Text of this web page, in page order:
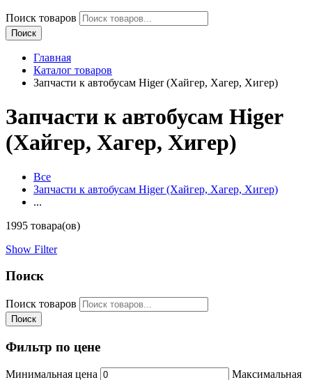
Поиск товаров
Поиск
Главная
Каталог товаров
Запчасти к автобусам Higer (Хайгер, Хагер, Хигер)
Запчасти к автобусам Higer
(Хайгер, Хагер, Хигер)
Все
Запчасти к автобусам Higer (Хайгер, Хагер, Хигер)
...
1995 товара(ов)
Show Filter
Поиск
Поиск товаров
Поиск
Фильтр по цене
Минимальная цена
Максимальная